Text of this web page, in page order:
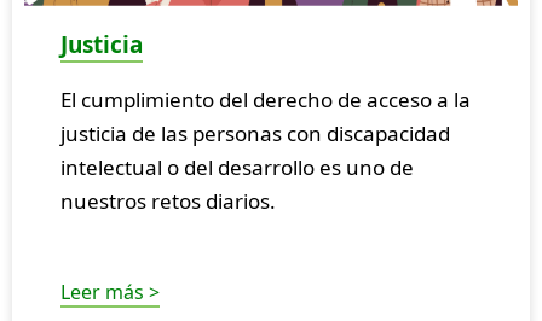
Justicia
El cumplimiento del derecho de acceso a la
justicia de las personas con discapacidad
intelectual o del desarrollo es uno de
nuestros retos diarios.
Leer más >